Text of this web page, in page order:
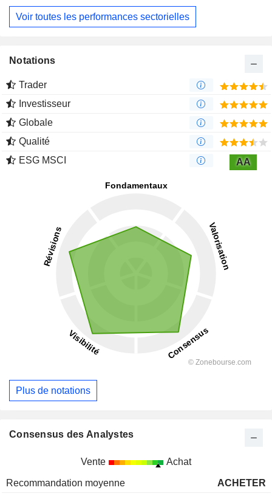
Voir toutes les performances sectorielles
Notations
Trader
Investisseur
Globale
Qualité
ESG MSCI
AA
Plus de notations
Consensus des Analystes
Vente Achat
Recommandation moyenne
ACHETER